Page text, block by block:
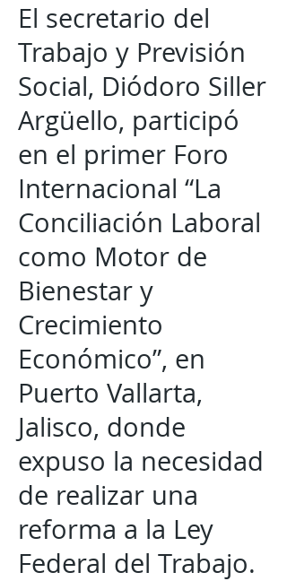
El secretario del
Trabajo y Previsión
Social, Diódoro Siller
Argüello, participó
en el primer Foro
Internacional “La
Conciliación Laboral
como Motor de
Bienestar y
Crecimiento
Económico”, en
Puerto Vallarta,
Jalisco, donde
expuso la necesidad
de realizar una
reforma a la Ley
Federal del Trabajo.